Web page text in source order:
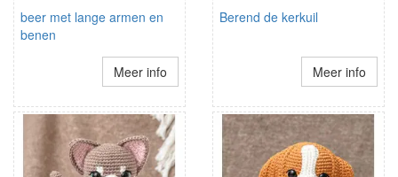
beer met lange armen en
benen
Meer info
Berend de kerkuil
Meer info